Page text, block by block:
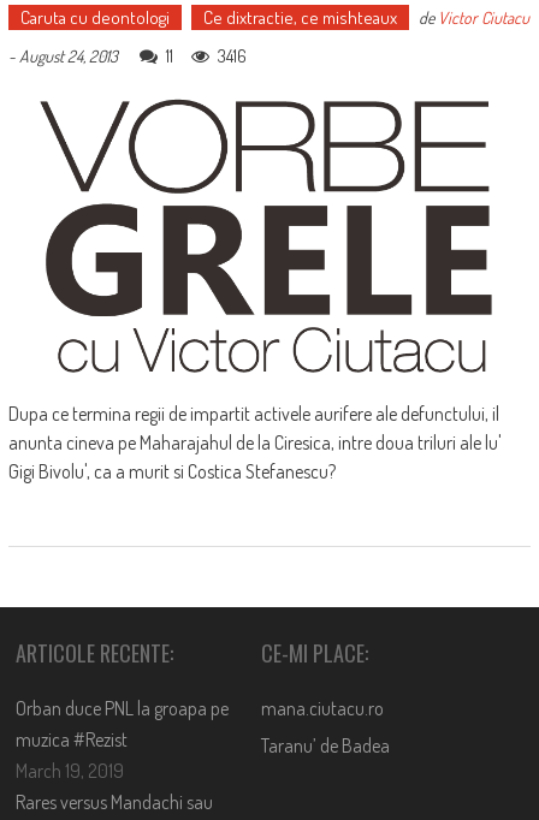
Caruta cu deontologi Ce dixtractie, ce mishteaux de Victor Ciutacu
-August 24, 2013 11 3416
Dupa ce termina regii de impartit activele aurifere ale defunctului, il
anunta cineva pe Maharajahul de la Ciresica, intre doua triluri ale lu'
Gigi Bivolu', ca a murit si Costica Stefanescu?
ARTICOLE RECENTE:
Orban duce PNL la groapa pe
muzica #Rezist
March 19, 2019
Rares versus Mandachi sau
CE-MI PLACE:
mana.ciutacu.ro
Taranu’ de Badea